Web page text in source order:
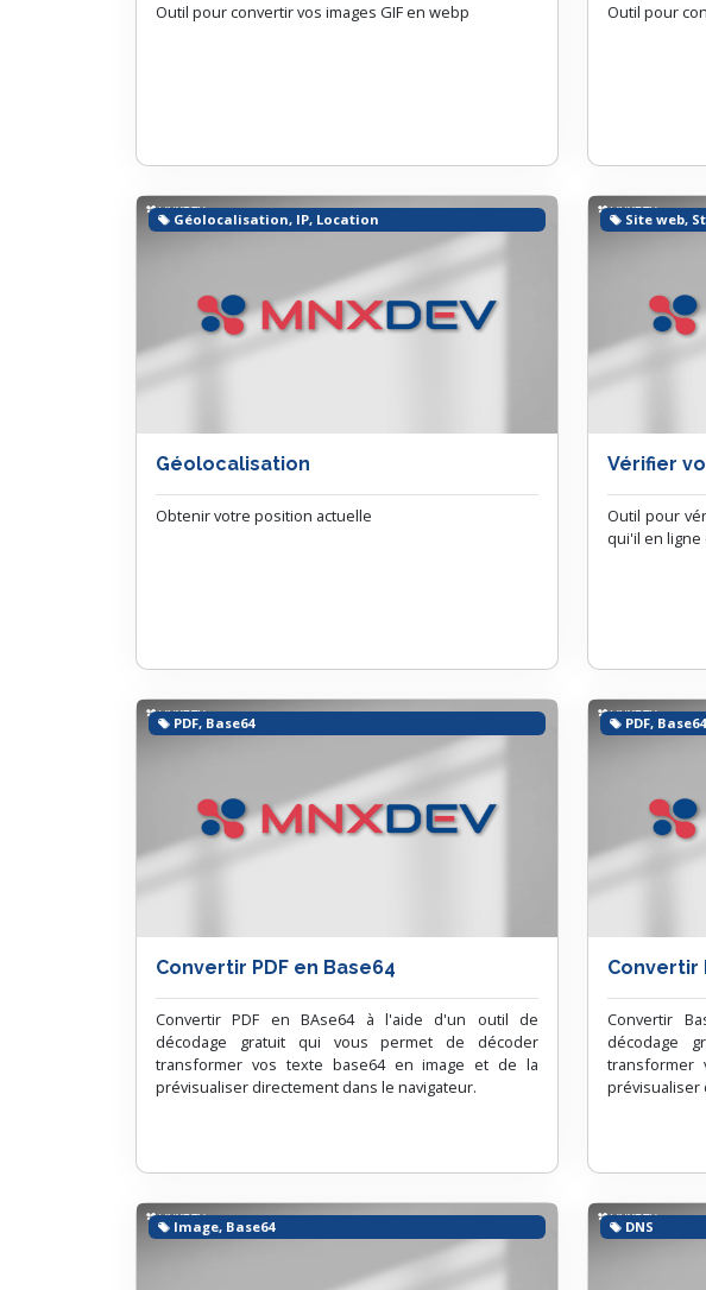
Outil pour convertir vos images GIF en webp Outil pour
Géolocalisation
Obtenir votre position actuelle
Géolocalisation, IP, Location
Vérifier
Outil pour
qui'il en
Site web,
Convertir PDF en Base64
Convertir PDF en BAse64 à l'aide d'un outil de
décodage gratuit qui vous permet de décoder
transformer vos texte base64 en image et de la
prévisualiser directement dans le navigateur.
PDF, Base64
Convertir
Convertir
décodage
prévisualiser
PDF, Base64
Image, Base64 DNS